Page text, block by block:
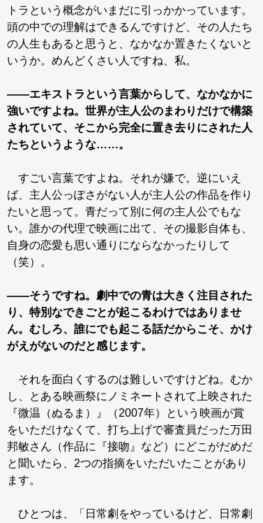
トラという概念がいまだに引っかかっています。
頭の中での理解はできるんですけど、その人たち
の人生もあると思うと、なかなか置きたくないと
いうか。めんどくさい人ですね、私。
――エキストラという言葉からして、なかなかに
強いですよね。世界が主人公のまわりだけで構築
されていて、そこから完全に置き去りにされた人
たちというような……。
すごい言葉ですよね。それが嫌で。逆にいえ
ば、主人公っぽさがない人が主人公の作品を作り
たいと思って。青だって別に何の主人公でもな
い。誰かの代理で映画に出て、その撮影自体も、
自身の恋愛も思い通りにならなかったりして
（笑）。
――そうですね。劇中での青は大きく注目された
り、特別なできごとが起こるわけではありませ
ん。むしろ、誰にでも起こる話だからこそ、かけ
がえがないのだと感じます。
それを面白くするのは難しいですけどね。むか
し、とある映画祭にノミネートされて上映された
『微温（ぬるま）』（2007年）という映画が賞
をいただけなくて、打ち上げで審査員だった万田
邦敏さん（作品に『接吻』など）にどこがだめだ
と聞いたら、2つの指摘をいただいたことがあり
ます。
ひとつは、「日常劇をやっているけど、日常劇